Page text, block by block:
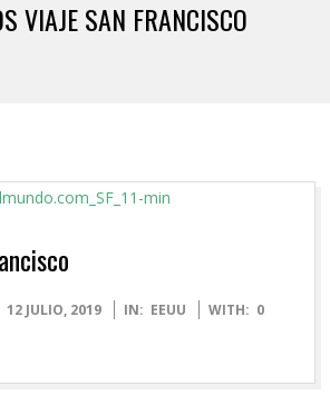
VIAJE SAN FRANCISCO
12 JULIO, 2019 IN: EEUU WITH: 0